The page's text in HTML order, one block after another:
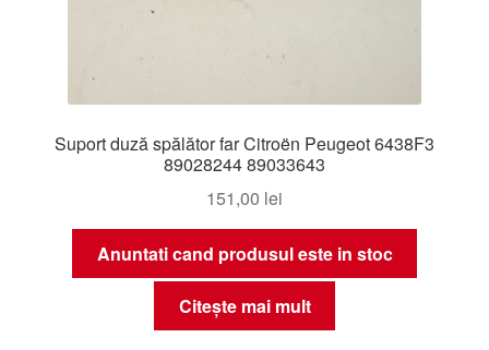
Suport duză spălător far Citroën Peugeot 6438F3
89028244 89033643
151,00 lei
Anuntati cand produsul este in stoc
Citește mai mult